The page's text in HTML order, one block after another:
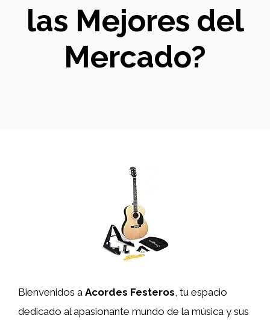
las Mejores del
Mercado?
Bienvenidos a Acordes Festeros, tu espacio
dedicado al apasionante mundo de la música y sus